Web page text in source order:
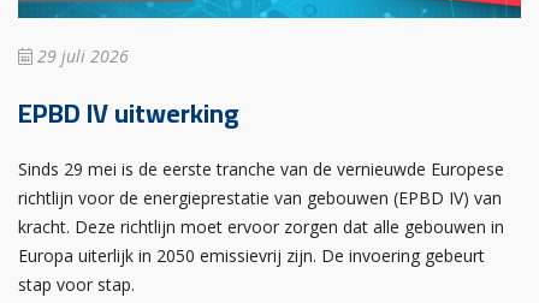
29 juli 2026
EPBD IV uitwerking
Sinds 29 mei is de eerste tranche van de vernieuwde Europese
richtlijn voor de energieprestatie van gebouwen (EPBD IV) van
kracht. Deze richtlijn moet ervoor zorgen dat alle gebouwen in
Europa uiterlijk in 2050 emissievrij zijn. De invoering gebeurt
stap voor stap.